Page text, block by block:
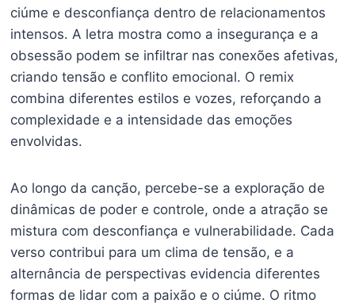
ciúme e desconfiança dentro de relacionamentos
intensos. A letra mostra como a insegurança e a
obsessão podem se infiltrar nas conexões afetivas,
criando tensão e conflito emocional. O remix
combina diferentes estilos e vozes, reforçando a
complexidade e a intensidade das emoções
envolvidas.
Ao longo da canção, percebe-se a exploração de
dinâmicas de poder e controle, onde a atração se
mistura com desconfiança e vulnerabilidade. Cada
verso contribui para um clima de tensão, e a
alternância de perspectivas evidencia diferentes
formas de lidar com a paixão e o ciúme. O ritmo